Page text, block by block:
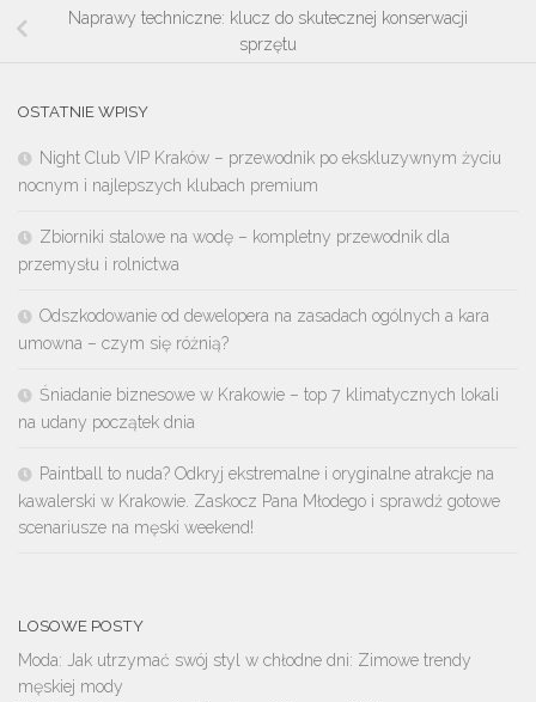
Naprawy techniczne: klucz do skutecznej konserwacji
sprzętu
OSTATNIE WPISY
Night Club VIP Kraków – przewodnik po ekskluzywnym życiu
nocnym i najlepszych klubach premium
Zbiorniki stalowe na wodę – kompletny przewodnik dla
przemysłu i rolnictwa
Odszkodowanie od dewelopera na zasadach ogólnych a kara
umowna – czym się różnią?
Śniadanie biznesowe w Krakowie – top 7 klimatycznych lokali
na udany początek dnia
Paintball to nuda? Odkryj ekstremalne i oryginalne atrakcje na
kawalerski w Krakowie. Zaskocz Pana Młodego i sprawdź gotowe
scenariusze na męski weekend!
LOSOWE POSTY
Moda: Jak utrzymać swój styl w chłodne dni: Zimowe trendy
męskiej mody